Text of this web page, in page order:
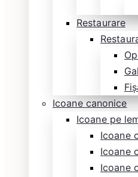
Restaurare
Icoane canonice
Icoane pe
Icoane
Icoane
Icoane